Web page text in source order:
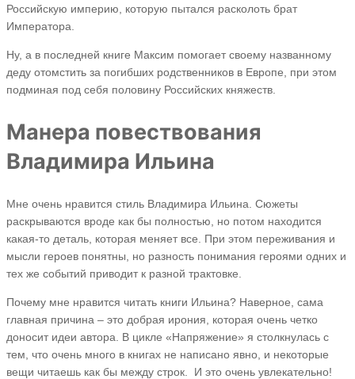
Российскую империю, которую пытался расколоть брат
Императора.
Ну, а в последней книге Максим помогает своему названному
деду отомстить за погибших родственников в Европе, при этом
подминая под себя половину Российских княжеств.
Манера повествования
Владимира Ильина
Мне очень нравится стиль Владимира Ильина. Сюжеты
раскрываются вроде как бы полностью, но потом находится
какая-то деталь, которая меняет все. При этом переживания и
мысли героев понятны, но разность понимания героями одних и
тех же событий приводит к разной трактовке.
Почему мне нравится читать книги Ильина? Наверное, сама
главная причина – это добрая ирония, которая очень четко
доносит идеи автора. В цикле «Напряжение» я столкнулась с
тем, что очень много в книгах не написано явно, и некоторые
вещи читаешь как бы между строк. И это очень увлекательно!